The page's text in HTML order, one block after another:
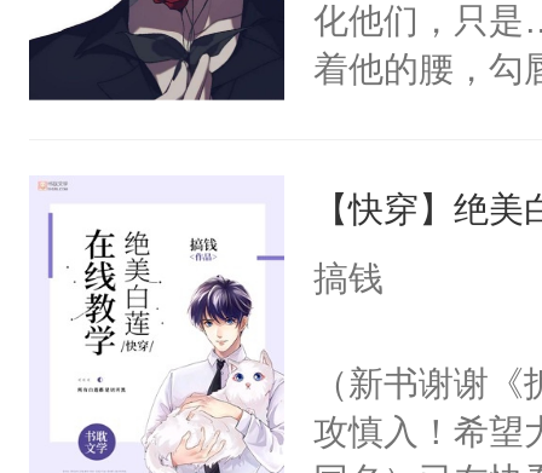
化他们，只是
着他的腰，勾
来，给老公
用力——为你
【快穿】绝
搞钱
（新书谢谢
攻慎入！希望